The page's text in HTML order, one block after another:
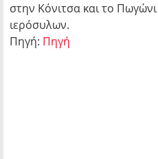
στην Κόνιτσα και το
ιερόσυλων.
Πηγή: Πηγή